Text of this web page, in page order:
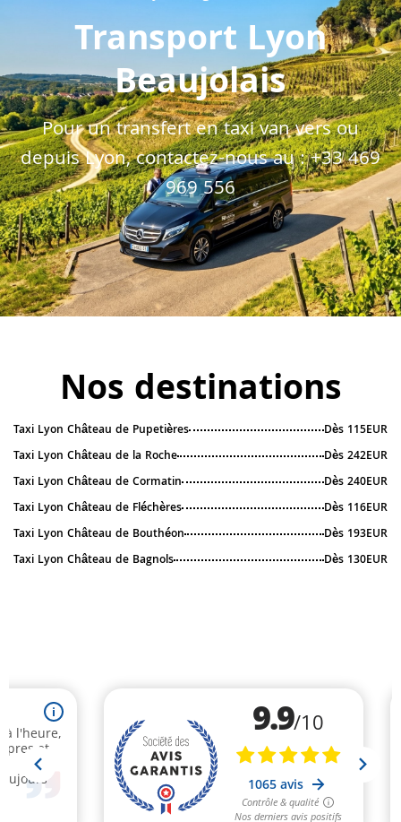
Transport Lyon
Beaujolais
Pour un transfert en taxi van vers ou
depuis Lyon, contactez-nous au :+33 469
969 556
Nos destinations
Taxi Lyon Château de Pupetières
Dès 115EUR
Taxi Lyon Château de la Roche
Dès 242EUR
Taxi Lyon Château de Cormatin
Dès 240EUR
Taxi Lyon Château de Fléchères
Dès 116EUR
Taxi Lyon Château de Bouthéon
Dès 193EUR
Taxi Lyon Château de Bagnols
Dès 130EUR